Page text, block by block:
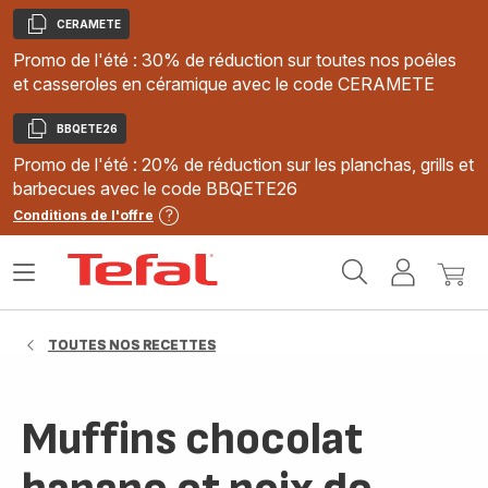
Copier
CERAMETE
Promo de l'été : 30% de réduction sur toutes nos poêles
et casseroles en céramique avec le code CERAMETE
Copier
BBQETE26
Promo de l'été : 20% de réduction sur les planchas, grills et
barbecues avec le code BBQETE26
Conditions de l'offre
MonMon
Ouvrir
TOUTES NOS RECETTES
Muffins chocolat